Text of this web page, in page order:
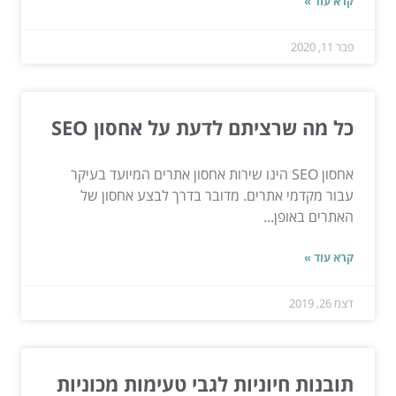
פבר 11, 2020
כל מה שרציתם לדעת על אחסון SEO
אחסון SEO הינו שירות אחסון אתרים המיועד בעיקר
עבור מקדמי אתרים. מדובר בדרך לבצע אחסון של
האתרים באופן...
קרא עוד »
דצמ 26, 2019
תובנות חיוניות לגבי טעימות מכוניות